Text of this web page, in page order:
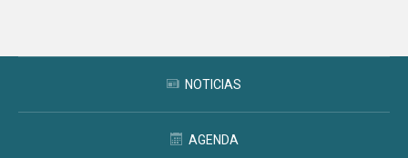
NOTICIAS
AGENDA